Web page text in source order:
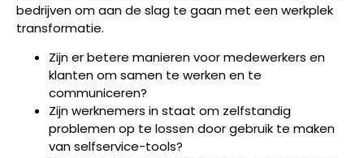
bedrijven om aan de slag te gaan met een werkplek
transformatie.
Zijn er betere manieren voor medewerkers en
klanten om samen te werken en te
communiceren?
Zijn werknemers in staat om zelfstandig
problemen op te lossen door gebruik te maken
van selfservice-tools?